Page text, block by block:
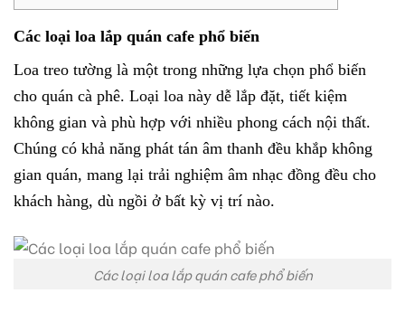
Các loại loa lắp quán cafe phổ biến
Loa treo tường là một trong những lựa chọn phổ biến
cho quán cà phê. Loại loa này dễ lắp đặt, tiết kiệm
không gian và phù hợp với nhiều phong cách nội thất.
Chúng có khả năng phát tán âm thanh đều khắp không
gian quán, mang lại trải nghiệm âm nhạc đồng đều cho
khách hàng, dù ngồi ở bất kỳ vị trí nào.
Các loại loa lắp quán cafe phổ biến